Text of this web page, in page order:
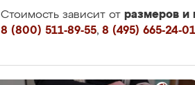
Стоимость зависит от размеров и
8 (800) 511-89-55, 8 (495) 665-24-01